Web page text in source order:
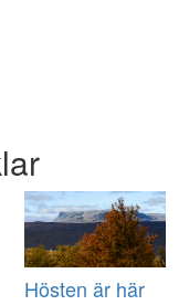
Hösten är här